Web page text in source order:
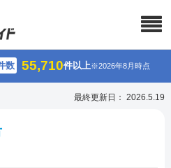
数 55,710件以上※2026年8月時点
最終更新日： 2026.5.19